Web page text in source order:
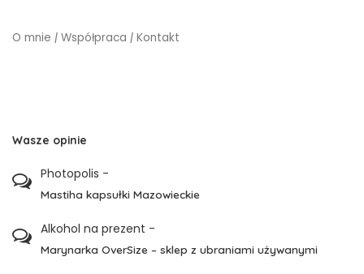
O mnie | Współpraca | Kontakt
Wasze opinie
Photopolis -
Mastiha kapsułki Mazowieckie
Alkohol na prezent -
Marynarka OverSize – sklep z ubraniami używanymi